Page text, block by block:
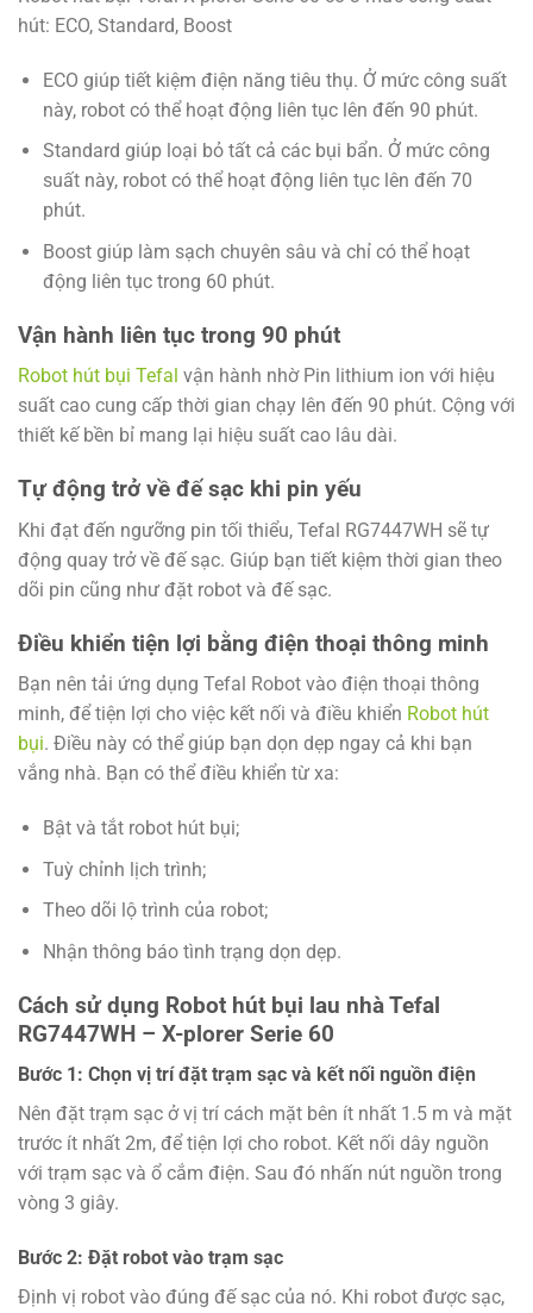
hút: ECO, Standard, Boost
ECO giúp tiết kiệm điện năng tiêu thụ. Ở mức công suất
này, robot có thể hoạt động liên tục lên đến 90 phút.
Standard giúp loại bỏ tất cả các bụi bẩn. Ở mức công
suất này, robot có thể hoạt động liên tục lên đến 70
phút.
Boost giúp làm sạch chuyên sâu và chỉ có thể hoạt
động liên tục trong 60 phút.
Vận hành liên tục trong 90 phút
Robot hút bụi Tefal vận hành nhờ Pin lithium ion với hiệu
suất cao cung cấp thời gian chạy lên đến 90 phút. Cộng với
thiết kế bền bỉ mang lại hiệu suất cao lâu dài.
Tự động trở về đế sạc khi pin yếu
Khi đạt đến ngưỡng pin tối thiểu, Tefal RG7447WH sẽ tự
động quay trở về đế sạc. Giúp bạn tiết kiệm thời gian theo
dõi pin cũng như đặt robot và đế sạc.
Điều khiển tiện lợi bằng điện thoại thông minh
Bạn nên tải ứng dụng Tefal Robot vào điện thoại thông
minh, để tiện lợi cho việc kết nối và điều khiển Robot hút
bụi. Điều này có thể giúp bạn dọn dẹp ngay cả khi bạn
vắng nhà. Bạn có thể điều khiển từ xa:
Bật và tắt robot hút bụi;
Tuỳ chỉnh lịch trình;
Theo dõi lộ trình của robot;
Nhận thông báo tình trạng dọn dẹp.
Cách sử dụng Robot hút bụi lau nhà Tefal
RG7447WH – X-plorer Serie 60
Bước 1: Chọn vị trí đặt trạm sạc và kết nối nguồn điện
Nên đặt trạm sạc ở vị trí cách mặt bên ít nhất 1.5 m và mặt
trước ít nhất 2m, để tiện lợi cho robot. Kết nối dây nguồn
với trạm sạc và ổ cắm điện. Sau đó nhấn nút nguồn trong
vòng 3 giây.
Bước 2: Đặt robot vào trạm sạc
Định vị robot vào đúng đế sạc của nó. Khi robot được sạc,